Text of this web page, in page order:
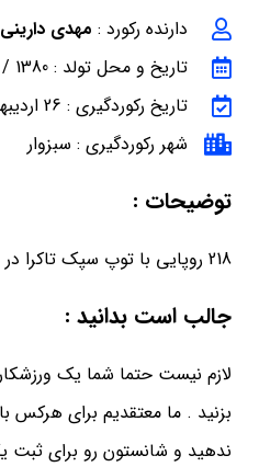
دارنده رکورد : مهدی دارینی
تاریخ و محل تولد : 1380 / سبزوار ، استان خراسان رضوی
تاریخ رکوردگیری : 26 اردیبهشت ماه 1397
شهر رکوردگیری : سبزوار
توضیحات :
218 روپایی با توپ سپک تاکرا در یک دقیقه
جالب است بدانید :
لازم نیست حتما شما یک
بزنید . ما معتقدیم برای
ندهید و شانستون رو برای ثبت